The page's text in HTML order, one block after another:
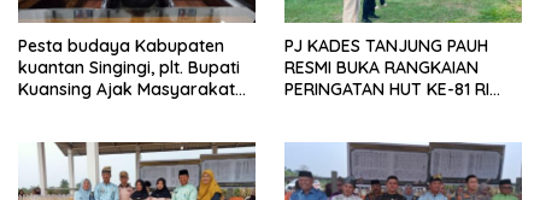
Pesta budaya Kabupaten
kuantan Singingi, plt. Bupati
Kuansing Ajak Masyarakat
PJ KADES TANJUNG PAUH
RESMI BUKA RANGKAIAN
PERINGATAN HUT KE-81 RI